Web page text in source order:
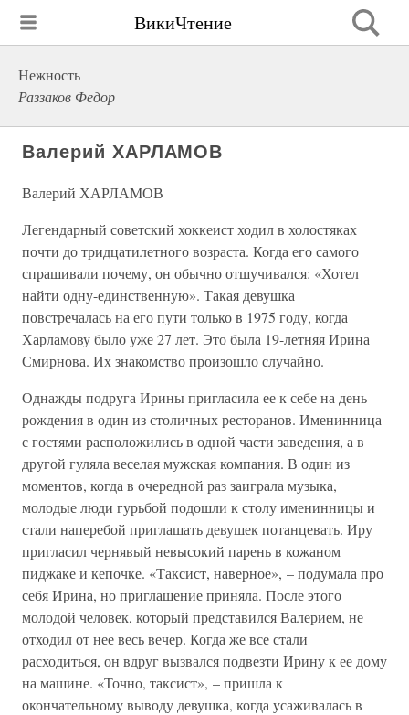
ВикиЧтение
Нежность
Раззаков Федор
Валерий ХАРЛАМОВ
Валерий ХАРЛАМОВ
Легендарный советский хоккеист ходил в холостяках
почти до тридцатилетного возраста. Когда его самого
спрашивали почему, он обычно отшучивался: «Хотел
найти одну-единственную». Такая девушка
повстречалась на его пути только в 1975 году, когда
Харламову было уже 27 лет. Это была 19-летняя Ирина
Смирнова. Их знакомство произошло случайно.
Однажды подруга Ирины пригласила ее к себе на день
рождения в один из столичных ресторанов. Именинница
с гостями расположились в одной части заведения, а в
другой гуляла веселая мужская компания. В один из
моментов, когда в очередной раз заиграла музыка,
молодые люди гурьбой подошли к столу именинницы и
стали наперебой приглашать девушек потанцевать. Иру
пригласил чернявый невысокий парень в кожаном
пиджаке и кепочке. «Таксист, наверное», – подумала про
себя Ирина, но приглашение приняла. После этого
молодой человек, который представился Валерием, не
отходил от нее весь вечер. Когда же все стали
расходиться, он вдруг вызвался подвезти Ирину к ее дому
на машине. «Точно, таксист», – пришла к
окончательному выводу девушка, когда усаживалась в